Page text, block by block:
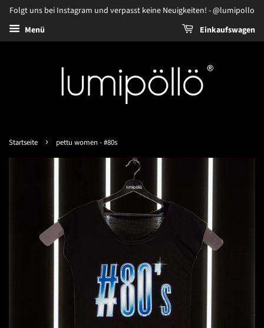
Folgt uns bei Instagram und verpasst keine Neuigkeiten! - @lumipollo
Menü
Einkaufswagen
Startseite › pettu women - #80s